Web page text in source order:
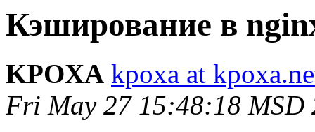
Кэширование в
KPOXA kpoxa at
Fri May 27 15:48:18 MSD